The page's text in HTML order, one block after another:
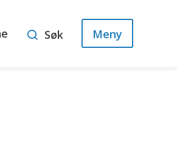
Søk Meny